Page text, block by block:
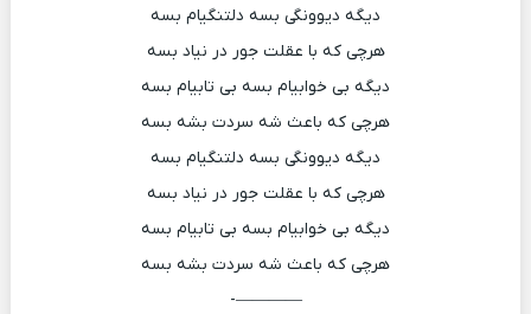
دیگه دیوونگی بسه دلتنگیام بسه
هرچی که با عقلت جور در نیاد بسه
دیگه بی خوابیام بسه بی تابیام بسه
هرچی که باعث شه سردت بشه بسه
دیگه دیوونگی بسه دلتنگیام بسه
هرچی که با عقلت جور در نیاد بسه
دیگه بی خوابیام بسه بی تابیام بسه
هرچی که باعث شه سردت بشه بسه
————-